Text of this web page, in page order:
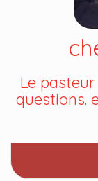
Le
questions.